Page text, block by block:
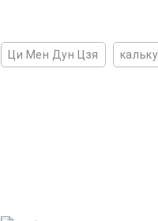
Ци Мен Дун Цзя